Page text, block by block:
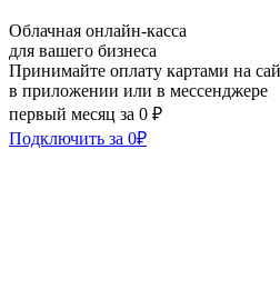
Облачная онлайн-касса
для вашего бизнеса
Принимайте оплату картами на
в приложении или в мессенджере
первый месяц за 0 ₽
Подключить за 0₽